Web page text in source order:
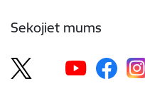
Sekojiet mums